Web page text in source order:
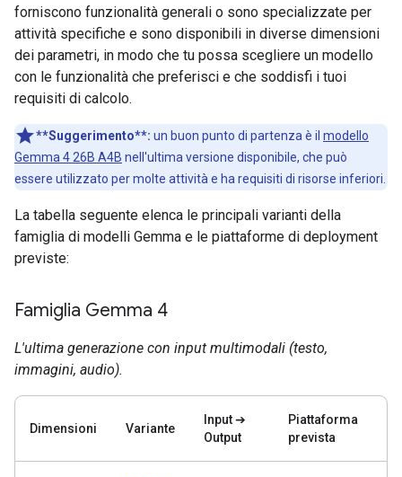
forniscono funzionalità generali o sono specializzate per
attività specifiche e sono disponibili in diverse dimensioni
dei parametri, in modo che tu possa scegliere un modello
con le funzionalità che preferisci e che soddisfi i tuoi
requisiti di calcolo.
**Suggerimento**: un buon punto di partenza è il modello
Gemma 4 26B A4B nell'ultima versione disponibile, che può
essere utilizzato per molte attività e ha requisiti di risorse inferiori.
La tabella seguente elenca le principali varianti della
famiglia di modelli Gemma e le piattaforme di deployment
previste:
Famiglia Gemma 4
L'ultima generazione con input multimodali (testo,
immagini, audio).
Dimensioni Variante
Input ➔
Output
Piattaforma
prevista